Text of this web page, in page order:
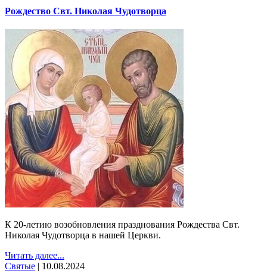
Рождество Свт. Николая Чудотворца
К 20-летию возобновления празднования Рождества Свт.
Николая Чудотворца в нашей Церкви.
Читать далее...
Святые | 10.08.2024